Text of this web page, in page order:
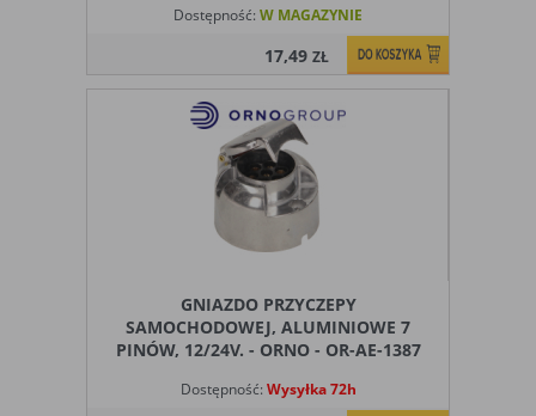
Dostępność: W MAGAZYNIE
17,49ZŁ
GNIAZDO PRZYCZEPY
SAMOCHODOWEJ, ALUMINIOWE 7
PINÓW, 12/24V. - ORNO - OR-AE-1387
Dostępność: Wysyłka 72h